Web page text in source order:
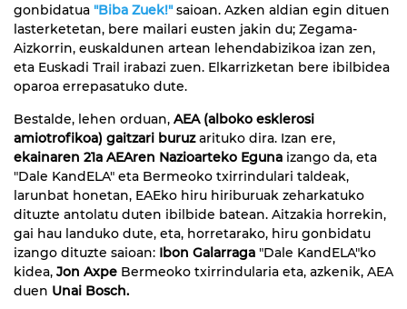
gonbidatua "Biba Zuek!"saioan. Azken aldian egin dituen
lasterketetan, bere mailari eusten jakin du; Zegama-
Aizkorrin, euskaldunen artean lehendabizikoa izan zen,
eta Euskadi Trail irabazi zuen. Elkarrizketan bere ibilbidea
oparoa errepasatuko dute.
Bestalde, lehen orduan, AEA (alboko esklerosi
amiotrofikoa) gaitzari buruzarituko dira. Izan ere,
ekainaren 21a AEAren Nazioarteko Eguna izango da, eta
"Dale KandELA" eta Bermeoko txirrindulari taldeak,
larunbat honetan, EAEko hiru hiriburuak zeharkatuko
dituzte antolatu duten ibilbide batean. Aitzakia horrekin,
gai hau landuko dute, eta, horretarako, hiru gonbidatu
izango dituzte saioan: Ibon Galarraga "Dale KandELA"ko
kidea, Jon Axpe Bermeoko txirrindularia eta, azkenik, AEA
duen Unai Bosch.